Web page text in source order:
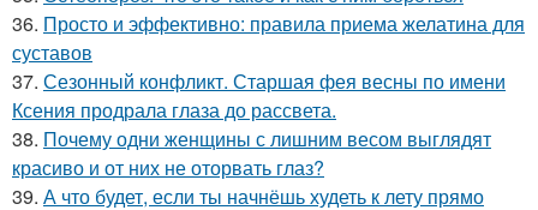
36. Просто и эффективно: правила приема желатина для
суставов
37. Сезонный конфликт. Старшая фея весны по имени
Ксения продрала глаза до рассвета.
38. Почему одни женщины с лишним весом выглядят
красиво и от них не оторвать глаз?
39. А что будет, если ты начнёшь худеть к лету прямо